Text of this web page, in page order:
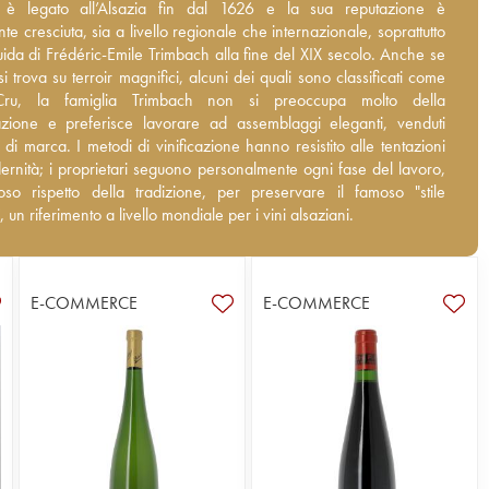
legato all’Alsazia fin dal 1626 e la sua reputazione è rapidamente
a livello regionale che internazionale, soprattutto sotto la guida
Emile Trimbach alla fine del XIX secolo. Anche se la tenuta si trova
alcuni dei quali sono classificati come Grand Cru, la
non si preoccupa molto della denominazione e preferisce
assemblaggi eleganti, venduti come vini di marca. I metodi di
hanno resistito alle tentazioni della modernità; i proprietari
ogni fase del lavoro, nel rigoroso rispetto della
per preservare il famoso "stile Trimbach", un riferimento a livello
i vini alsaziani.
è legato all’Alsazia fin dal 1626 e la sua reputazione è
cresciuta, sia a livello regionale che internazionale, soprattutto
di Frédéric-Emile Trimbach alla fine del XIX secolo. Anche se
trova su terroir magnifici, alcuni dei quali sono classificati come
la famiglia Trimbach non si preoccupa molto della
e preferisce lavorare ad assemblaggi eleganti, venduti
marca. I metodi di vinificazione hanno resistito alle tentazioni
i proprietari seguono personalmente ogni fase del lavoro,
rispetto della tradizione, per preservare il famoso "stile
un riferimento a livello mondiale per i vini alsaziani.
E-COMMERCE E-COMMERCE